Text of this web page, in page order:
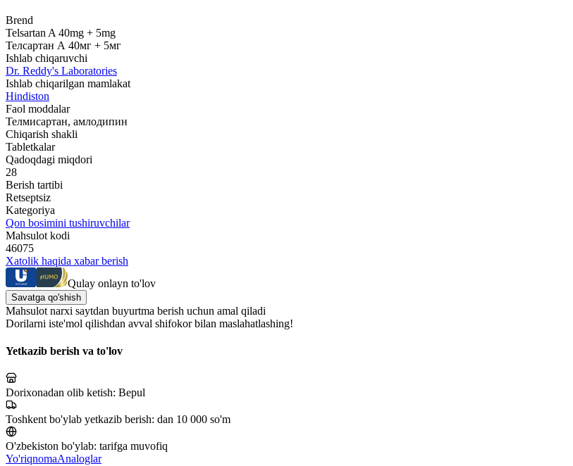
Brend
Telsartan A 40mg + 5mg
Телсартан А 40мг + 5мг
Ishlab chiqaruvchi
Dr. Reddy's Laboratories
Ishlab chiqarilgan mamlakat
Hindiston
Faol moddalar
Телмисартан, амлодипин
Chiqarish shakli
Tabletkalar
Qadoqdagi miqdori
28
Berish tartibi
Retseptsiz
Kategoriya
Qon bosimini tushiruvchilar
Mahsulot kodi
46075
Xatolik haqida xabar berish
Qulay onlayn to'lov
Savatga qo'shish
Mahsulot narxi saytdan buyurtma berish uchun amal qiladi
Dorilarni iste'mol qilishdan avval shifokor bilan maslahatlashing!
Yetkazib berish va to'lov
Dorixonadan olib ketish: Bepul
Toshkent bo'ylab yetkazib berish: dan 10 000 so'm
O'zbekiston bo'ylab: tarifga muvofiq
Yo'riqnomaAnaloglar